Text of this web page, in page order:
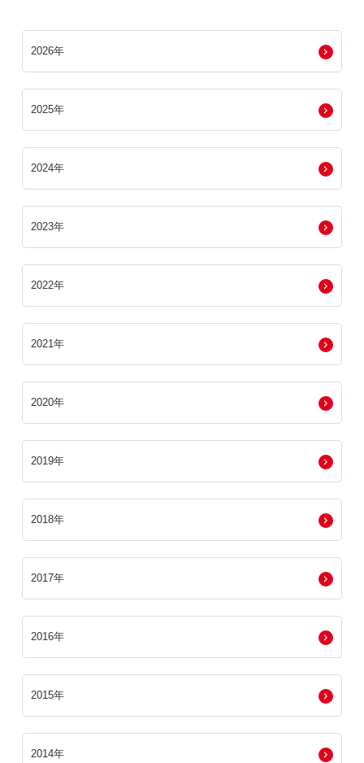
2026年
2025年
2024年
2023年
2022年
2021年
2020年
2019年
2018年
2017年
2016年
2015年
2014年